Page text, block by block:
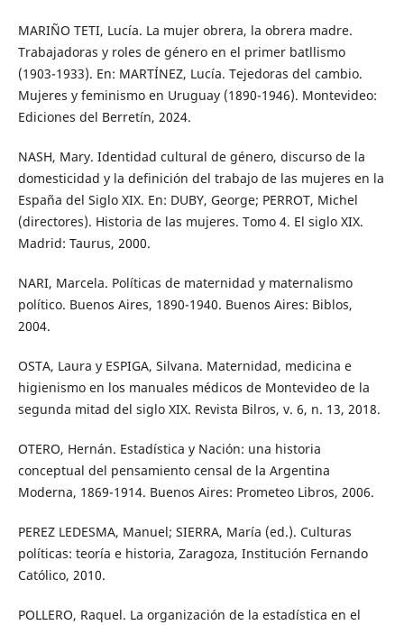
MARIÑO TETI, Lucía. La mujer obrera, la obrera madre.
Trabajadoras y roles de género en el primer batllismo
(1903-1933). En: MARTÍNEZ, Lucía. Tejedoras del cambio.
Mujeres y feminismo en Uruguay (1890-1946). Montevideo:
Ediciones del Berretín, 2024.
NASH, Mary. Identidad cultural de género, discurso de la
domesticidad y la definición del trabajo de las mujeres en la
España del Siglo XIX. En: DUBY, George; PERROT, Michel
(directores). Historia de las mujeres. Tomo 4. El siglo XIX.
Madrid: Taurus, 2000.
NARI, Marcela. Políticas de maternidad y maternalismo
político. Buenos Aires, 1890-1940. Buenos Aires: Biblos,
2004.
OSTA, Laura y ESPIGA, Silvana. Maternidad, medicina e
higienismo en los manuales médicos de Montevideo de la
segunda mitad del siglo XIX. Revista Bilros, v. 6, n. 13, 2018.
OTERO, Hernán. Estadística y Nación: una historia
conceptual del pensamiento censal de la Argentina
Moderna, 1869-1914. Buenos Aires: Prometeo Libros, 2006.
PEREZ LEDESMA, Manuel; SIERRA, María (ed.). Culturas
políticas: teoría e historia, Zaragoza, Institución Fernando
Católico, 2010.
POLLERO, Raquel. La organización de la estadística en el